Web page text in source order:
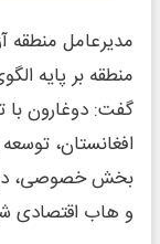
مدیرعامل منطقه
منطقه بر پایه
گفت: دوغارون با
افغانستان،
بخش خصوصی، در
و هاب اقتصادی